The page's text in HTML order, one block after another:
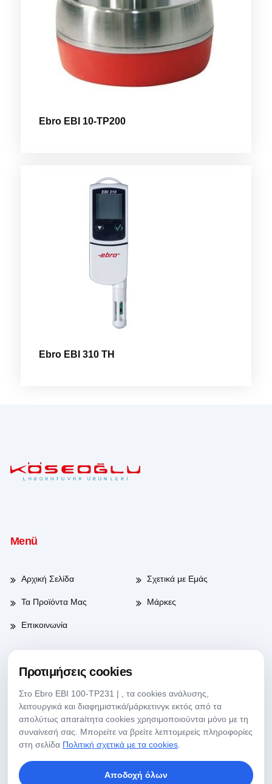
Ebro EBI 10-TP200
Ebro EBI 310 TH
Menü
Αρχική Σελίδα Σχετικά με Εμάς
Τα Προϊόντα Μας Μάρκες
Επικοινωνία
Ώρες Λειτουργίας
Ημέρες Εργασίας 08:00-17:30
09:00-13:30
Προτιμήσεις cookies
Στο Ebro EBI 100-TP231 | , τα cookies ανάλυσης,
λειτουργικά και διαφημιστικά/μάρκετινγκ εκτός από τα
απολύτως απαraίτητα cookies χρησιμοποιούνται μόνο με τη
συναίνεσή σας. Μπορείτε να βρείτε λεπτομερείς πληροφορίες
στη σελίδα Πολιτική σχετικά με τα cookies
Αποδοχή όλων